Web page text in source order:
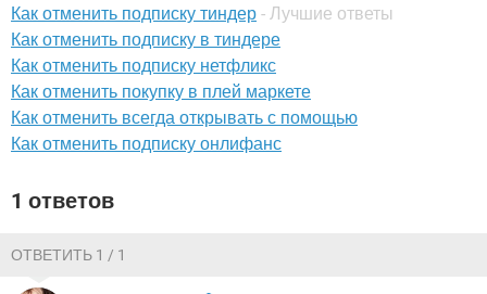
Как отменить подписку тиндер - Лучшие ответы
Как отменить подписку в тиндере
Как отменить подписку нетфликс
Как отменить покупку в плей маркете
Как отменить всегда открывать с помощью
Как отменить подписку онлифанс
1 ответов
ОТВЕТИТЬ 1 / 1